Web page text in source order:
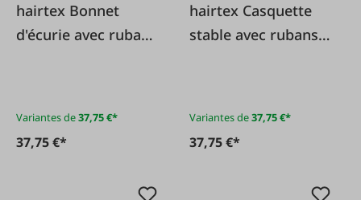
hairtex Bonnet
d'écurie avec rubans
Variantes de37,75 €*
37,75 €*
hairtex Casquette
stable avec rubans
Variantes de37,75 €*
37,75 €*